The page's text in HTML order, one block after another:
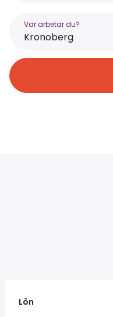
Var arbetar du?
Kronoberg
Lön